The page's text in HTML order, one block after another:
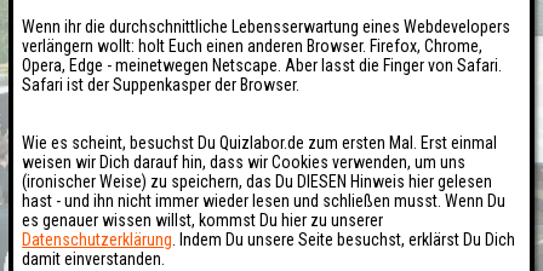
Wenn ihr die durchschnittliche Lebensserwartung eines Webdevelopers
verlängern wollt: holt Euch einen anderen Browser. Firefox, Chrome,
Opera, Edge - meinetwegen Netscape. Aber lasst die Finger von Safari.
Safari ist der Suppenkasper der Browser.
Wie es scheint, besuchst Du Quizlabor.de zum ersten Mal. Erst einmal
weisen wir Dich darauf hin, dass wir Cookies verwenden, um uns
(ironischer Weise) zu speichern, das Du DIESEN Hinweis hier gelesen
hast - und ihn nicht immer wieder lesen und schließen musst. Wenn Du
es genauer wissen willst, kommst Du hier zu unserer
Datenschutzerklärung . Indem Du unsere Seite besuchst, erklärst Du Dich
damit einverstanden.